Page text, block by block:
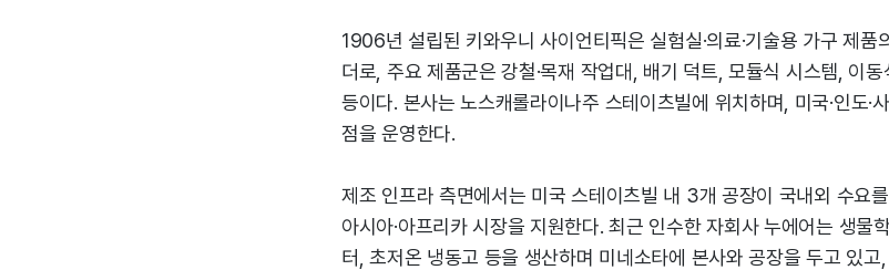
1906년 설립된 키와우니 사이언티픽은 실험실·의료·기술용 가구 제품
더로, 주요 제품군은 강철·목재 작업대, 배기 덕트, 모듈식 시스템, 이
등이다. 본사는 노스캐롤라이나주 스테이츠빌에 위치하며, 미국·인도·
점을 운영한다.
제조 인프라 측면에서는 미국 스테이츠빌 내 3개 공장이 국내외 수요
아시아·아프리카 시장을 지원한다. 최근 인수한 자회사 누에어는 생물
터, 초저온 냉동고 등을 생산하며 미네소타에 본사와 공장을 두고 있고